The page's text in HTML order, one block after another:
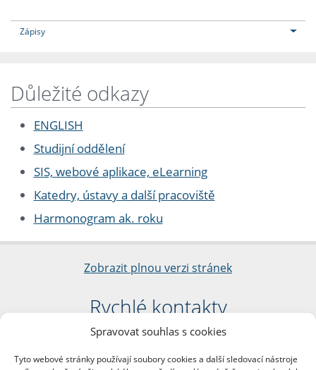
Spravovat souhlas s cookies
Tyto webové stránky používají soubory cookies a další sledovací nástroje
Zápisy
Důležité odkazy
ENGLISH
Studijní oddělení
SIS, webové aplikace, eLearning
Katedry, ústavy a další pracoviště
Harmonogram ak. roku
Zobrazit plnou verzi stránek
Rychlé kontakty
Filozofická fakulta
nám. Jana Palacha 1/2